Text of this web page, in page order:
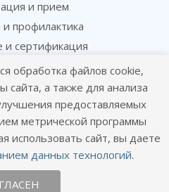
и прием
профилактика
и сертификация
и анализы
и ортопедия
обработка файлов cookie,
а также для анализа
предоставляемых
метрической программы
использовать сайт, вы даете
данных технологий.